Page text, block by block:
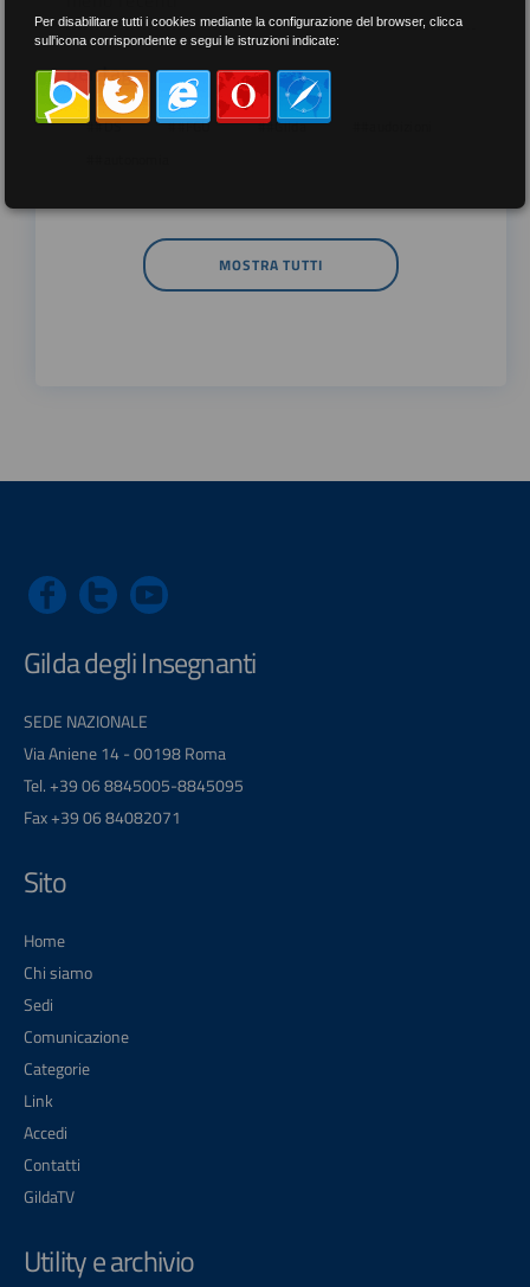
per tag
##DS ##FGU ##Gilda
MOSTRA TUTTI
Gilda degli Insegnanti
SEDE NAZIONALE
Via Aniene 14 - 00198 Roma
Tel. +39 06 8845005-8845095
Fax +39 06 84082071
Sito
Home
Chi siamo
Sedi
Comunicazione
Categorie
Link
Accedi
Contatti
GildaTV
Utility e archivio
Per disabilitare tutti i cookies mediante la configurazione del browser, clicca
sull'icona corrispondente e segui le istruzioni indicate: